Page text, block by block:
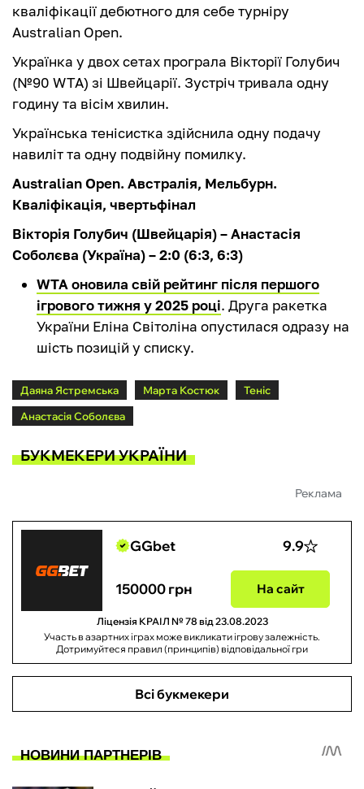
кваліфікації дебютного для себе турніру
Australian Open.
Українка у двох сетах програла Вікторії Голубич
(№90 WTA) зі Швейцарії. Зустріч тривала одну
годину та вісім хвилин.
Українська тенісистка здійснила одну подачу
навиліт та одну подвійну помилку.
Australian Open. Австралія, Мельбурн.
Кваліфікація, чвертьфінал
Вікторія Голубич (Швейцарія) – Анастасія
Соболєва (Україна) – 2:0 (6:3, 6:3)
WTA оновила свій рейтинг після першого
ігрового тижня у 2025 році. Друга ракетка
України Еліна Світоліна опустилася одразу на
шість позицій у списку.
Даяна Ястремська Марта Костюк
Теніс
Анастасія Соболєва
БУКМЕКЕРИ УКРАЇНИ
Реклама
GGbet 9.9
150000 грн На сайт
Ліцензія КРАІЛ № 78 від 23.08.2023
Участь в азартних іграх може викликати ігрову залежність.
Дотримуйтеся правил (принципів) відповідальної гри
Всі букмекери